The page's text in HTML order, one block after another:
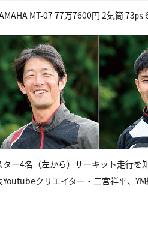
MT-07 77万7600円 2気筒 73㎰
ター4名（左から）サーキット走行を
Youtubeクリエイター・二宮祥平、